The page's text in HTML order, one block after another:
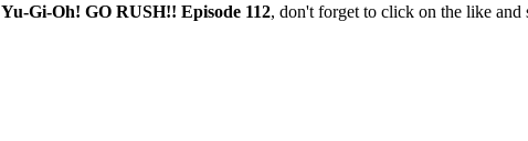
Yu-Gi-Oh! GO RUSH!! Episode 112, don't forget to click on the like and